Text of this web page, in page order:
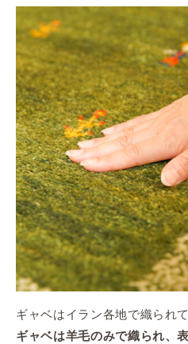
ギャベはイラン各地で織られ
ギャベは羊毛のみで織られ、